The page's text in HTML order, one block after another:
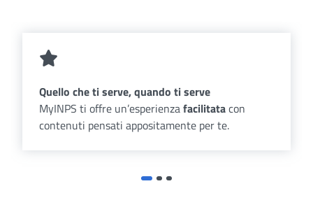
Quello che ti serve, quando ti serve
MyINPS ti offre un’esperienzafacilitatacon
contenuti pensati appositamente per te.